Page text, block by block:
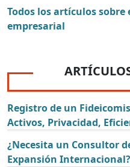
Todos los artículos
empresarial
Registro de un
Activos, Privacidad,
¿Necesita un Consultor
Expansión Internacional?